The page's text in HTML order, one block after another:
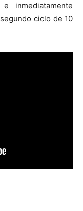
inmediatamente
ciclo de 10